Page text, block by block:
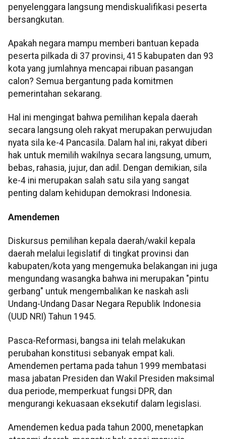
penyelenggara langsung mendiskualifikasi peserta
bersangkutan.
Apakah negara mampu memberi bantuan kepada
peserta pilkada di 37 provinsi, 415 kabupaten dan 93
kota yang jumlahnya mencapai ribuan pasangan
calon? Semua bergantung pada komitmen
pemerintahan sekarang.
Hal ini mengingat bahwa pemilihan kepala daerah
secara langsung oleh rakyat merupakan perwujudan
nyata sila ke-4 Pancasila. Dalam hal ini, rakyat diberi
hak untuk memilih wakilnya secara langsung, umum,
bebas, rahasia, jujur, dan adil. Dengan demikian, sila
ke-4 ini merupakan salah satu sila yang sangat
penting dalam kehidupan demokrasi Indonesia.
Amendemen
Diskursus pemilihan kepala daerah/wakil kepala
daerah melalui legislatif di tingkat provinsi dan
kabupaten/kota yang mengemuka belakangan ini juga
mengundang wasangka bahwa ini merupakan "pintu
gerbang" untuk mengembalikan ke naskah asli
Undang-Undang Dasar Negara Republik Indonesia
(UUD NRI) Tahun 1945.
Pasca-Reformasi, bangsa ini telah melakukan
perubahan konstitusi sebanyak empat kali.
Amendemen pertama pada tahun 1999 membatasi
masa jabatan Presiden dan Wakil Presiden maksimal
dua periode, memperkuat fungsi DPR, dan
mengurangi kekuasaan eksekutif dalam legislasi.
Amendemen kedua pada tahun 2000, menetapkan